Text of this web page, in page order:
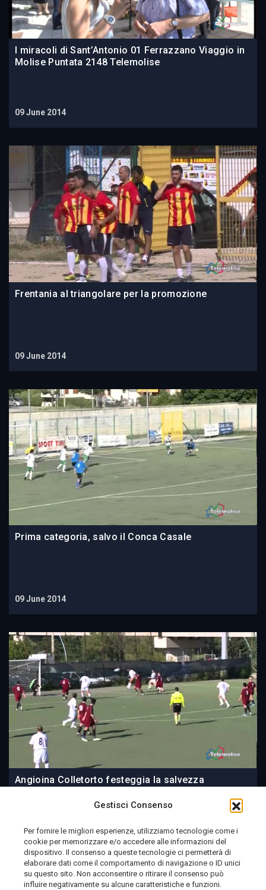
Gestisci Consenso
Per fornire le migliori esperienze, utilizziamo tecnologie come i
cookie per memorizzare e/o accedere alle informazioni del
dispositivo. Il consenso a queste tecnologie ci permetterà di
elaborare dati come il comportamento di navigazione o ID unici
su questo sito. Non acconsentire o ritirare il consenso può
influire negativamente su alcune caratteristiche e funzioni.
I miracoli di Sant’Antonio 01 Ferrazzano Viaggio in
Molise Puntata 2148 Telemolise
09 June 2014
Frentania al triangolare per la promozione
09 June 2014
Prima categoria, salvo il Conca Casale
09 June 2014
Angioina Colletorto festeggia la salvezza
09 June 2014